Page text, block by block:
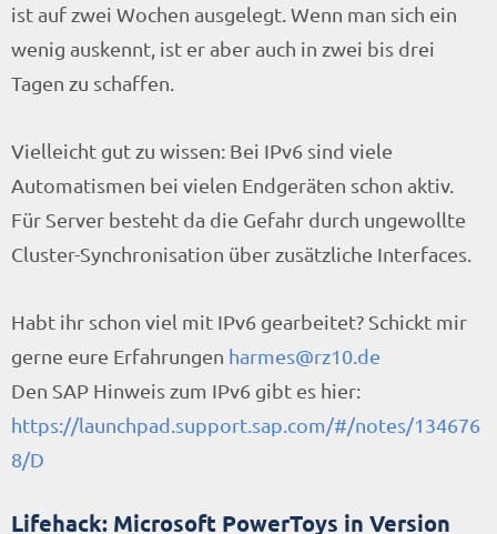
ist auf zwei Wochen ausgelegt. Wenn man sich ein
wenig auskennt, ist er aber auch in zwei bis drei
Tagen zu schaffen.
Vielleicht gut zu wissen: Bei IPv6 sind viele
Automatismen bei vielen Endgeräten schon aktiv.
Für Server besteht da die Gefahr durch ungewollte
Cluster-Synchronisation über zusätzliche Interfaces.
Habt ihr schon viel mit IPv6 gearbeitet? Schickt mir
gerne eure Erfahrungen harmes@rz10.de
Den SAP Hinweis zum IPv6 gibt es hier:
https://launchpad.support.sap.com/#/notes/134676
8/D
Lifehack: Microsoft PowerToys in Version